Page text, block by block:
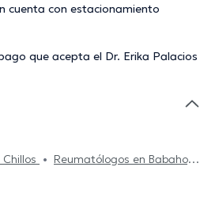
cuenta con estacionamiento
que acepta el Dr. Erika Palacios
Reumatólogos en Babahoyo